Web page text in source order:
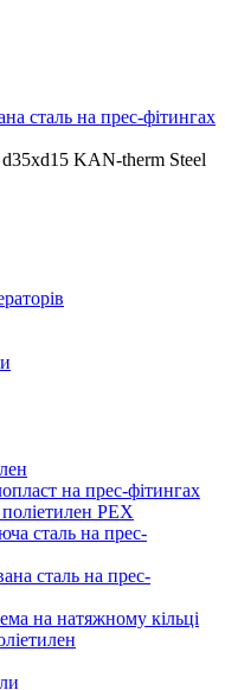
сталь на прес-фітингах
d35xd15 KAN-therm Steel
на прес-фітингах
PEX
сталь на прес-
сталь на прес-
на натяжному кільці